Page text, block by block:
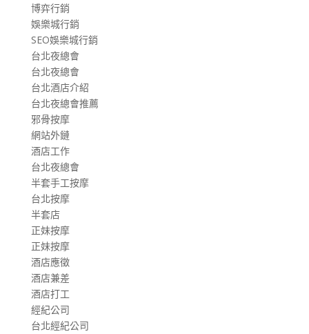
博弈行銷
娛樂城行銷
SEO娛樂城行銷
台北夜總會
台北夜總會
台北酒店介紹
台北夜總會推薦
邪骨按摩
網站外鏈
酒店工作
台北夜總會
半套手工按摩
台北按摩
半套店
正妹按摩
正妹按摩
酒店應徵
酒店兼差
酒店打工
經紀公司
台北經紀公司